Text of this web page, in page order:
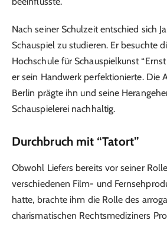
Nach seiner Schulzeit entschied sich
Schauspiel zu studieren. Er besuchte
Hochschule für Schauspielkunst
er sein Handwerk perfektionierte. Die
Berlin prägte ihn und seine
Schauspielerei nachhaltig.
Durchbruch mit “Tatort”
Obwohl Liefers bereits vor seiner
verschiedenen Film- und
hatte, brachte ihm die Rolle des
charismatischen Rechtsmediziners